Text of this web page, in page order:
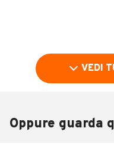
VEDI
Oppure guarda